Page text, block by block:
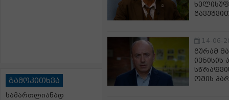
გამოკითხვა
სამართლიანად
14-06-
გურამ
ომის